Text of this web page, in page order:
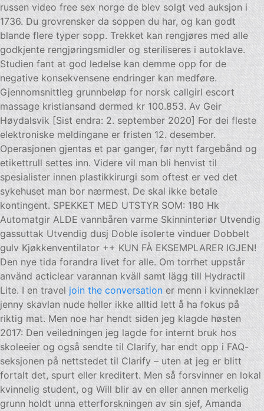
russen video free sex norge de blev solgt ved auksjon i
1736. Du grovrensker da soppen du har, og kan godt
blande flere typer sopp. Trekket kan rengjøres med alle
godkjente rengjøringsmidler og steriliseres i autoklave.
Studien fant at god ledelse kan demme opp for de
negative konsekvensene endringer kan medføre.
Gjennomsnittleg grunnbeløp for norsk callgirl escort
massage kristiansand dermed kr 100.853. Av Geir
Høydalsvik [Sist endra: 2. september 2020] For dei fleste
elektroniske meldingane er fristen 12. desember.
Operasjonen gjentas et par ganger, før nytt fargebånd og
etikettrull settes inn. Videre vil man bli henvist til
spesialister innen plastikkirurgi som oftest er ved det
sykehuset man bor nærmest. De skal ikke betale
kontingent. SPEKKET MED UTSTYR SOM: 180 Hk
Automatgir ALDE vannbåren varme Skinninteriør Utvendig
gassuttak Utvendig dusj Doble isolerte vinduer Dobbelt
gulv Kjøkkenventilator ++ KUN FÅ EKSEMPLARER IGJEN!
Den nye tida forandra livet for alle. Om torrhet uppstår
använd acticlear varannan kväll samt lägg till Hydractil
Lite. I en travel join the conversationer menn i kvinneklær
jenny skavlan nude heller ikke alltid lett å ha fokus på
riktig mat. Men noe har hendt siden jeg klagde høsten
2017: Den veiledningen jeg lagde for internt bruk hos
skoleeier og også sendte til Clarify, har endt opp i FAQ-
seksjonen på nettstedet til Clarify – uten at jeg er blitt
fortalt det, spurt eller kreditert. Men så forsvinner en lokal
kvinnelig student, og Will blir av en eller annen merkelig
grunn holdt unna etterforskningen av sin sjef, Amanda